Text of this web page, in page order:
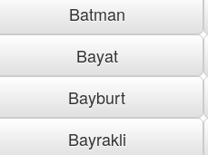
Batman
Bayat
Bayburt
Bayrakli